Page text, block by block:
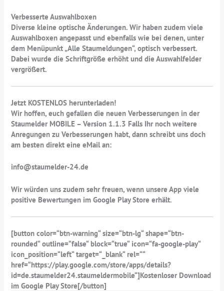
Verbesserte Auswahlboxen
Diverse kleine optische Änderungen. Wir haben zudem viele
Auswahlboxen angepasst und ebenfalls wie bei denen, unter
dem Menüpunkt „Alle Staumeldungen“, optisch verbessert.
Dabei wurde die Schriftgröße erhöht und die Auswahlfelder
vergrößert.
Jetzt KOSTENLOS herunterladen!
Wir hoffen, euch gefallen die neuen Verbesserungen in der
Staumelder MOBILE – Version 1.1.3 Falls Ihr noch weitere
Anregungen zu Verbesserungen habt, dann schreibt uns doch
am besten direkt eine eMail an:
info@staumelder-24.de
Wir würden uns zudem sehr freuen, wenn unsere App viele
positive Bewertungen im Google Play Store erhält.
[button color=“btn-warning“ size=“btn-lg“ shape=“btn-
rounded“ outline=“false“ block=“true“ icon=“fa-google-play“
icon_position=“left“ target=“_blank“ rel=““
href=“https://play.google.com/store/apps/details?
id=de.staumelder24.staumeldermobile“]Kostenloser Download
im Google Play Store[/button]